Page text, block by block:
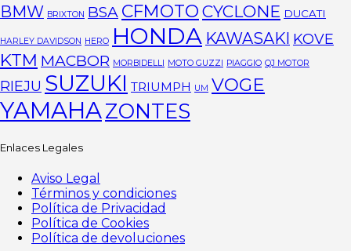
BMW BRIXTON BSA CFMOTO CYCLONE DUCATI
HARLEY DAVIDSON HERO HONDA KAWASAKI KOVE
KTM MACBOR MORBIDELLI MOTO GUZZI PIAGGIO QJ MOTOR
RIEJU SUZUKI TRIUMPH UM VOGE
YAMAHAZONTES
Enlaces Legales
Aviso Legal
Términos y condiciones
Política de Privacidad
Política de Cookies
Política de devoluciones